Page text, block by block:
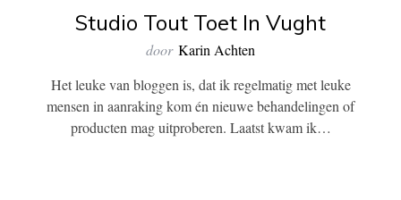
Studio Tout Toet In Vught
door Karin Achten
Het leuke van bloggen is, dat ik regelmatig met leuke
mensen in aanraking kom én nieuwe behandelingen of
producten mag uitproberen. Laatst kwam ik…